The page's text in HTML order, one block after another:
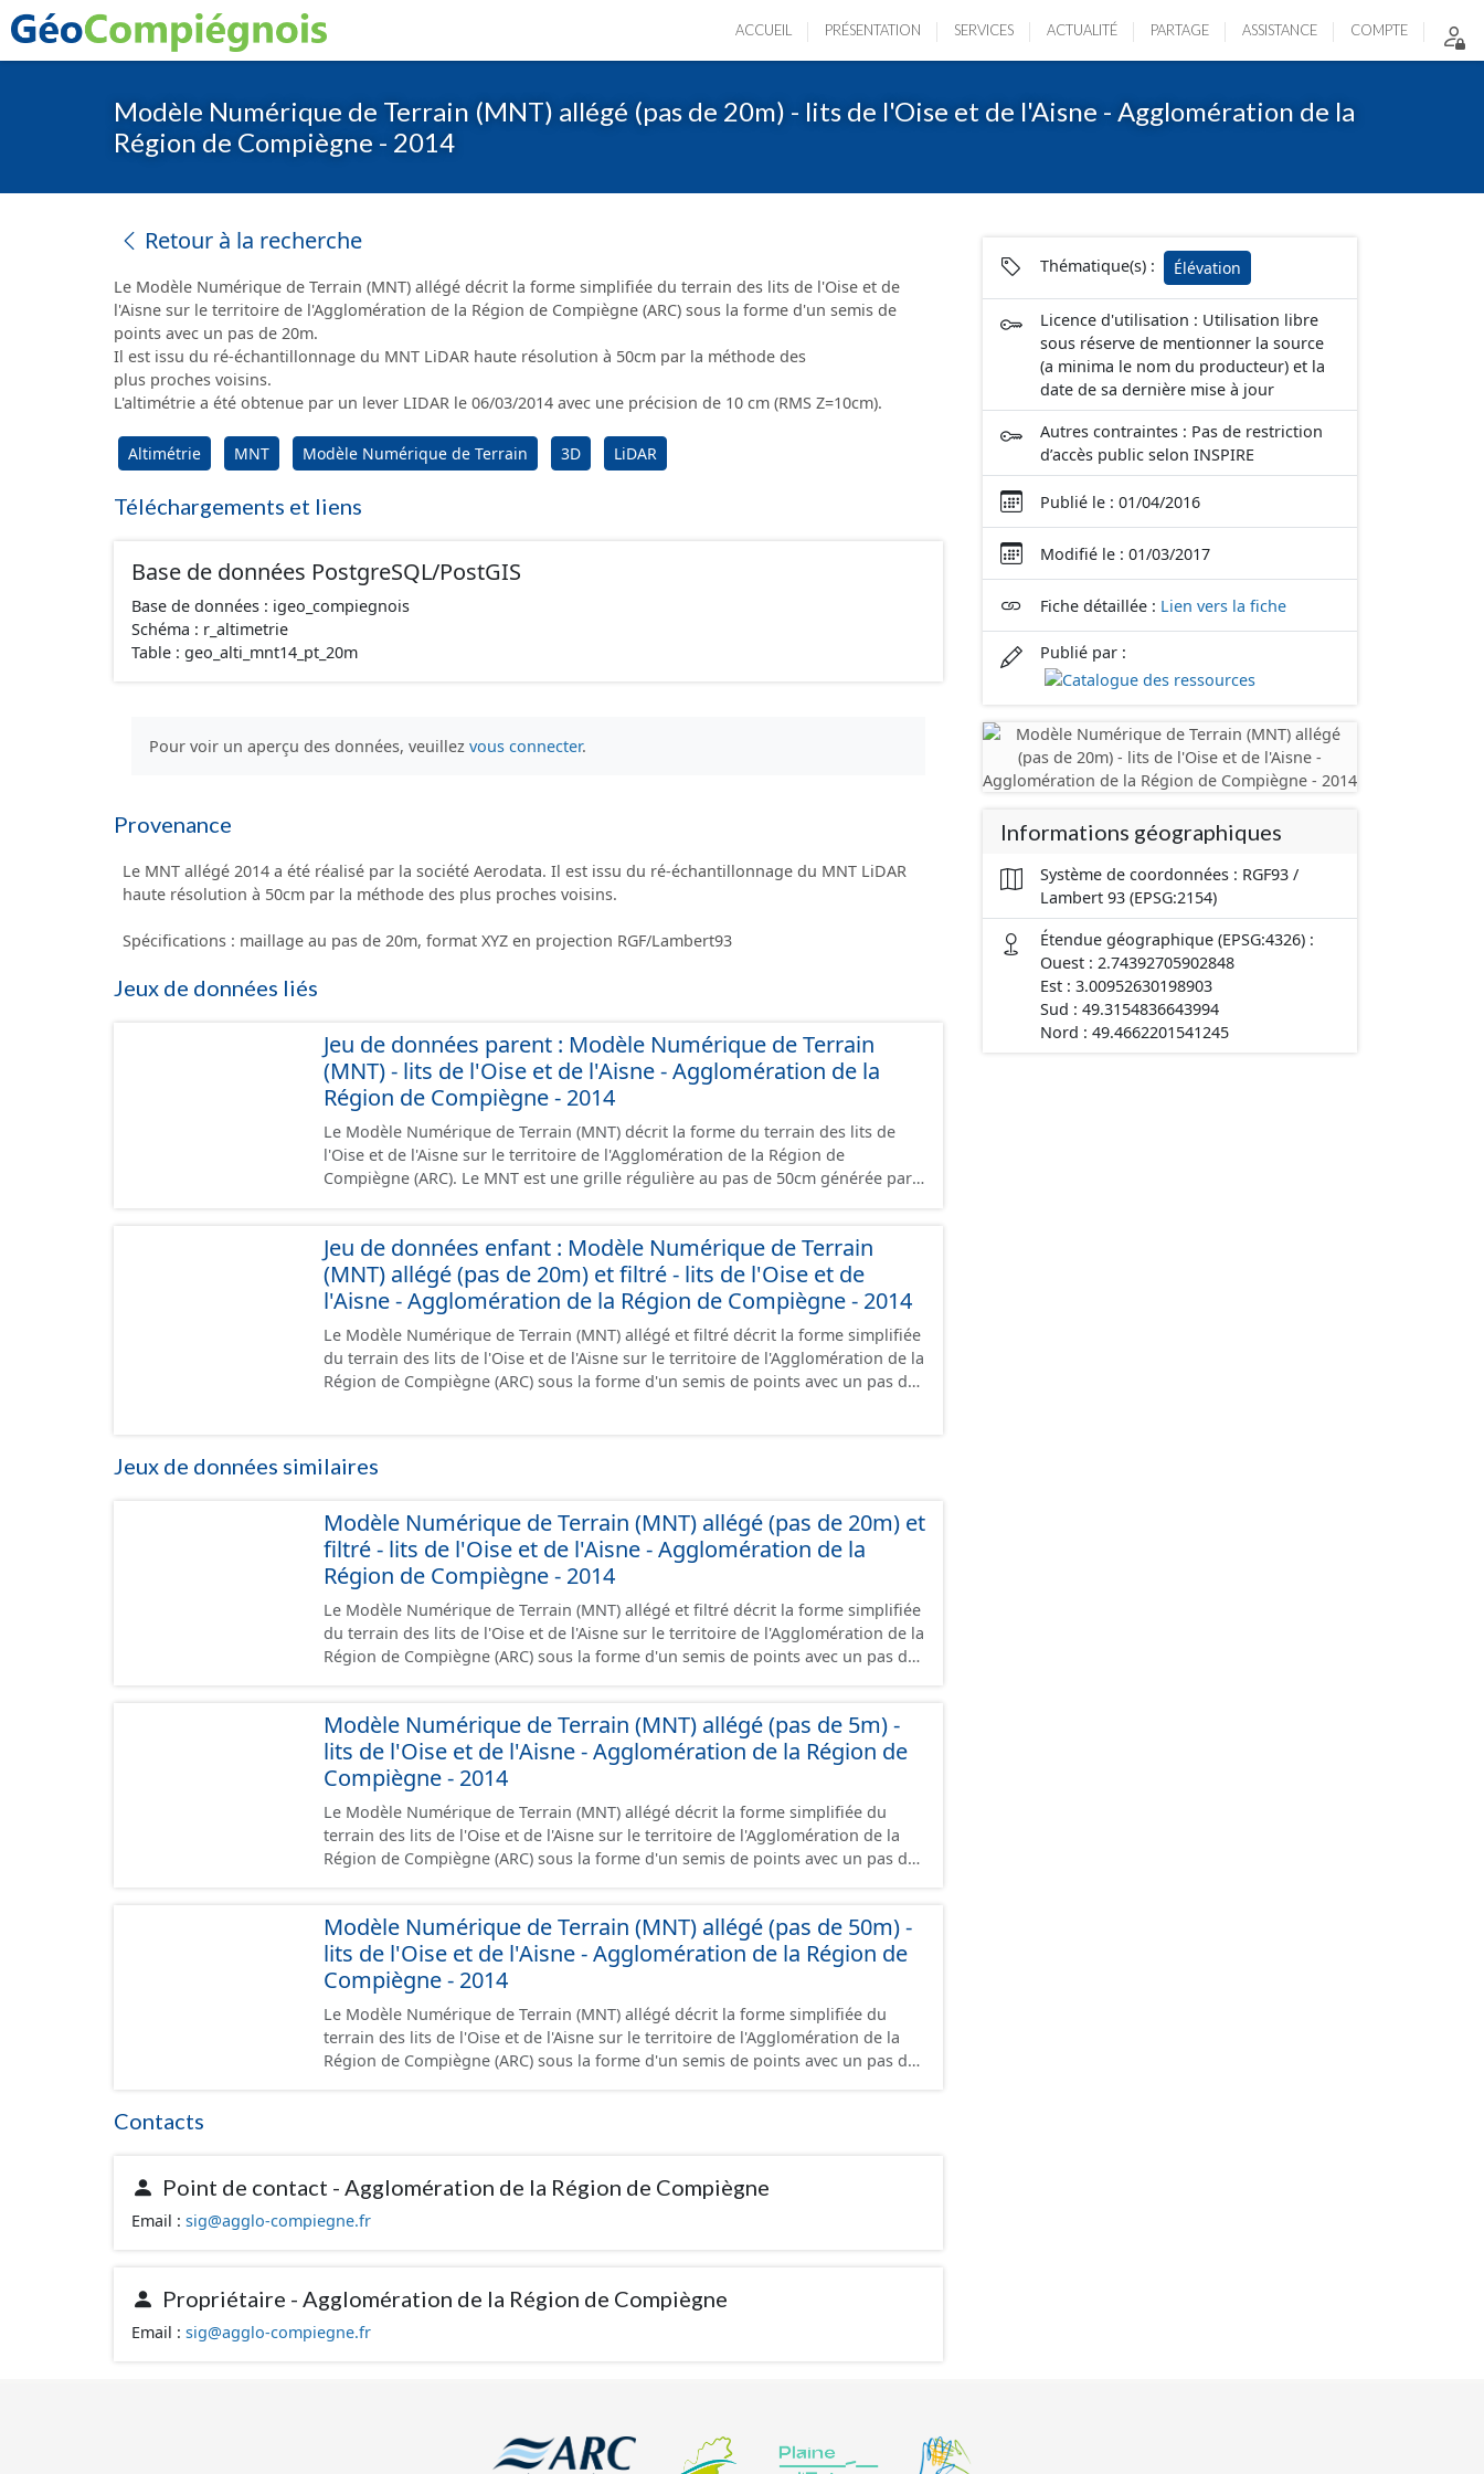
ACCUEIL PRÉSENTATION SERVICES ACTUALITÉ PARTAGE ASSISTANCE COMPTE
Modèle Numérique de Terrain (MNT) allégé (pas de 20m) - lits de l'Oise et de l'Aisne - Agglomération de la
Région de Compiègne - 2014
Retour à la recherche
Le Modèle Numérique de Terrain (MNT) allégé décrit la forme simplifiée du terrain des lits de l'Oise et de
l'Aisne sur le territoire de l'Agglomération de la Région de Compiègne (ARC) sous la forme d'un semis de
points avec un pas de 20m.
Il est issu du ré-échantillonnage du MNT LiDAR haute résolution à 50cm par la méthode des
plus proches voisins.
L'altimétrie a été obtenue par un lever LIDAR le 06/03/2014 avec une précision de 10 cm (RMS Z=10cm).
Altimétrie MNT Modèle Numérique de Terrain 3D LiDAR
Téléchargements et liens
Base de données PostgreSQL/PostGIS
Base de données : igeo_compiegnois
Schéma : r_altimetrie
Table : geo_alti_mnt14_pt_20m
Pour voir un aperçu des données, veuillez vous connecter.
Provenance
Le MNT allégé 2014 a été réalisé par la société Aerodata. Il est issu du ré-échantillonnage du MNT LiDAR
haute résolution à 50cm par la méthode des plus proches voisins.
Spécifications : maillage au pas de 20m, format XYZ en projection RGF/Lambert93
Jeux de données liés
Jeu de données parent : Modèle Numérique de Terrain
(MNT) - lits de l'Oise et de l'Aisne - Agglomération de la
Région de Compiègne - 2014
Le Modèle Numérique de Terrain (MNT) décrit la forme du terrain des lits de
l'Oise et de l'Aisne sur le territoire de l'Agglomération de la Région de
Compiègne (ARC). Le MNT est une grille régulière au pas de 50cm générée par
L'altimétrie a été obtenue par un lever LIDAR le 06/03/2014 avec une précision
de 10 cm (RMS Z=10cm).
Jeu de données enfant : Modèle Numérique de Terrain
(MNT) allégé (pas de 20m) et filtré - lits de l'Oise et de
l'Aisne - Agglomération de la Région de Compiègne - 2014
Le Modèle Numérique de Terrain (MNT) allégé et filtré décrit la forme simplifiée
du terrain des lits de l'Oise et de l'Aisne sur le territoire de l'Agglomération de la
Région de Compiègne (ARC) sous la forme d'un semis de points avec un pas de
de 10 cm (RMS Z=10cm).
Jeux de données similaires
Modèle Numérique de Terrain (MNT) allégé (pas de 20m) et
filtré - lits de l'Oise et de l'Aisne - Agglomération de la
Région de Compiègne - 2014
Le Modèle Numérique de Terrain (MNT) allégé et filtré décrit la forme simplifiée
du terrain des lits de l'Oise et de l'Aisne sur le territoire de l'Agglomération de la
Région de Compiègne (ARC) sous la forme d'un semis de points avec un pas de
L'altimétrie a été obtenue par un lever LIDAR le 06/03/2014 avec une précision
de 10 cm (RMS Z=10cm).
Modèle Numérique de Terrain (MNT) allégé (pas de 5m) -
lits de l'Oise et de l'Aisne - Agglomération de la Région de
Compiègne - 2014
Le Modèle Numérique de Terrain (MNT) allégé décrit la forme simplifiée du
terrain des lits de l'Oise et de l'Aisne sur le territoire de l'Agglomération de la
Région de Compiègne (ARC) sous la forme d'un semis de points avec un pas de
LIDAR le 06/03/2014 avec une précision de 10 cm (RMS Z=10cm).
Modèle Numérique de Terrain (MNT) allégé (pas de 50m) -
lits de l'Oise et de l'Aisne - Agglomération de la Région de
Compiègne - 2014
Le Modèle Numérique de Terrain (MNT) allégé décrit la forme simplifiée du
terrain des lits de l'Oise et de l'Aisne sur le territoire de l'Agglomération de la
Région de Compiègne (ARC) sous la forme d'un semis de points avec un pas de
Contacts
Point de contact - Agglomération de la Région de Compiègne
Email : sig@agglo-compiegne.fr
Propriétaire - Agglomération de la Région de Compiègne
Email : sig@agglo-compiegne.fr
Thématique(s) : Élévation
Licence d'utilisation : Utilisation libre
sous réserve de mentionner la source
(a minima le nom du producteur) et la
date de sa dernière mise à jour
Autres contraintes : Pas de restriction
d’accès public selon INSPIRE
Publié le : 01/04/2016
Modifié le : 01/03/2017
Fiche détaillée : Lien vers la fiche
Publié par :
Informations géographiques
Système de coordonnées : RGF93 /
Lambert 93 (EPSG:2154)
Étendue géographique (EPSG:4326) :
Ouest : 2.74392705902848
Est : 3.00952630198903
Sud : 49.3154836643994
Nord : 49.4662201541245